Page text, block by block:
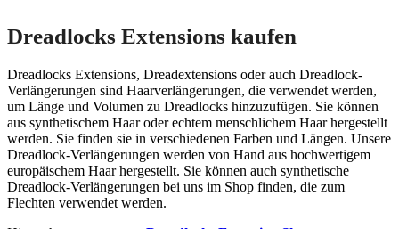
Skip
to
Dreadlocks Extensions kaufen
Dreadlocks Extensions, Dreadextensions oder auch Dreadlock-
Verlängerungen sind Haarverlängerungen, die verwendet werden,
um Länge und Volumen zu Dreadlocks hinzuzufügen. Sie können
aus synthetischem Haar oder echtem menschlichem Haar hergestellt
werden. Sie finden sie in verschiedenen Farben und Längen. Unsere
Dreadlock-Verlängerungen werden von Hand aus hochwertigem
europäischem Haar hergestellt. Sie können auch synthetische
Dreadlock-Verlängerungen bei uns im Shop finden, die zum
Flechten verwendet werden.